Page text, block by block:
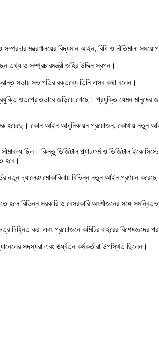
মন্ত্রণালয়ের বিদ্যমান আইন, বিধি ও নীতিমালা
তথ্য ও সম্প্রচারমন্ত্রী জহির উদ্দিন স্বপন।
সভায় সভাপতির বক্তব্যে তিনি এসব কথা বলেন।
ওতপ্রোতভাবে জড়িয়ে গেছে। প্রযুক্তি যেমন
শুরু হয়েছে। কোন আইন আধুনিকায়ন প্রয়োজন, কোথায় নতুন
সীমাবদ্ধ ছিল। কিন্তু ডিজিটাল প্ল্যাটফর্ম ও ডিজিটাল
হবে।
নতুন চ্যালেঞ্জ মোকাবিলায় বিভিন্ন নতুন আইন প্রণয়ন
হলে বিভিন্ন সরকারি ও বেসরকারি অংশীজনের সঙ্গে
করা এবং প্রয়োজনে কমিটির বাইরের বিশেষজ্ঞদের
সদস্যরা এবং ঊর্ধ্বতন কর্মকর্তারা উপস্থিত ছিলেন।